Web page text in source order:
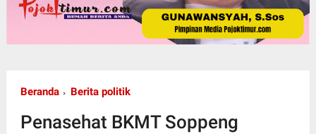
Beranda Berita politik
Penasehat BKMT Soppeng